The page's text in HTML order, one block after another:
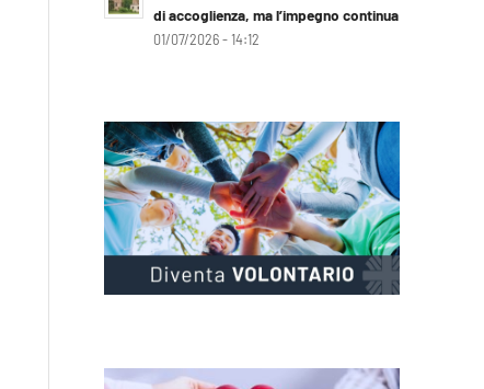
di accoglienza, ma l’impegno continua
01/07/2026 - 14:12